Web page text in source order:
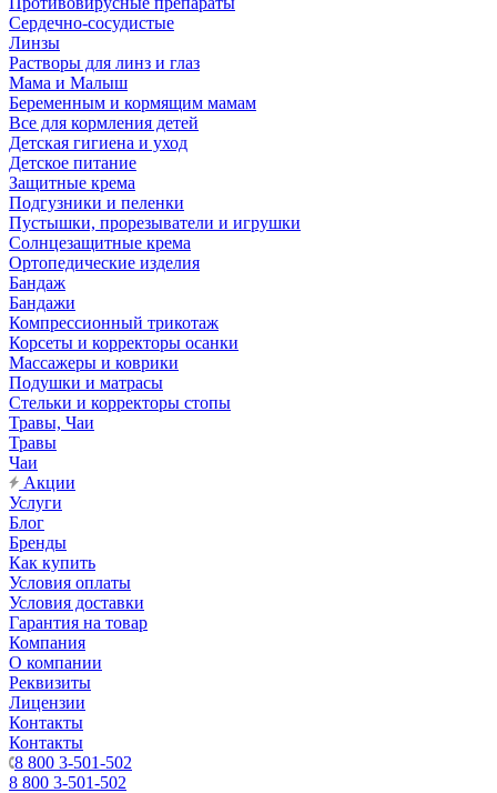
Сердечно-сосудистые
Линзы
Растворы для линз и глаз
Мама и Малыш
Беременным и кормящим мамам
Все для кормления детей
Детская гигиена и уход
Детское питание
Защитные крема
Подгузники и пеленки
Пустышки, прорезыватели и игрушки
Солнцезащитные крема
Ортопедические изделия
Бандаж
Бандажи
Компрессионный трикотаж
Корсеты и корректоры осанки
Массажеры и коврики
Подушки и матрасы
Стельки и корректоры стопы
Травы, Чаи
Травы
Чаи
Акции
Услуги
Блог
Бренды
Как купить
Условия оплаты
Условия доставки
Гарантия на товар
Компания
О компании
Реквизиты
Лицензии
Контакты
Контакты
8 800 3-501-502
8 800 3-501-502